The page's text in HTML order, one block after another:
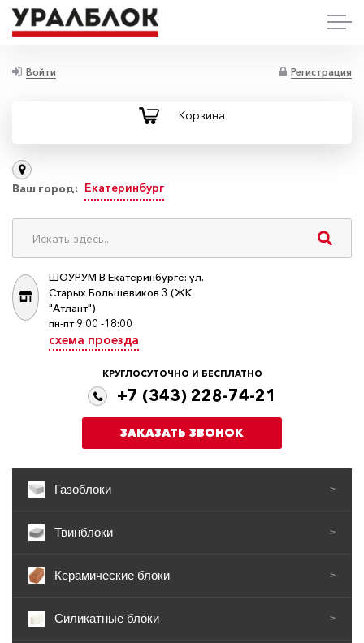
Войти Регистрация
Корзина
Ваш город: Екатеринбург
ШОУРУМ В Екатеринбурге: ул.
Старых Большевиков 3 (ЖК
"Атлант")
пн-пт 9:00 -18:00
схема проезда
КРУГЛОСУТОЧНО И БЕСПЛАТНО
+7 (343) 228-74-21
ЗАКАЗАТЬ ЗВОНОК
Газоблоки >
Твинблоки >
Керамические блоки >
Силикатные блоки >